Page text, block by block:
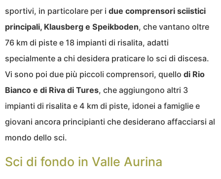
sportivi, in particolare per i due comprensori sciistici
principali, Klausberg e Speikboden, che vantano oltre
76 km di piste e 18 impianti di risalita, adatti
specialmente a chi desidera praticare lo sci di discesa.
Vi sono poi due più piccoli comprensori, quello di Rio
Bianco e di Riva di Tures, che aggiungono altri 3
impianti di risalita e 4 km di piste, idonei a famiglie e
giovani ancora principianti che desiderano affacciarsi al
mondo dello sci.
Sci di fondo in Valle Aurina